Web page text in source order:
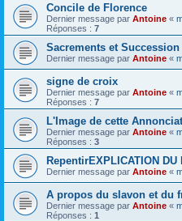
Concile de Florence
Dernier message par Antoine «
Réponses : 7
Sacrements et
Dernier message par Antoine «
signe de croix
Dernier message par Antoine «
Réponses : 7
L'Image de cette
Dernier message par Antoine «
Réponses : 3
RepentirEXPLICATION DU
Dernier message par Antoine «
A propos du slavon et du
Dernier message par Antoine «
Réponses : 1